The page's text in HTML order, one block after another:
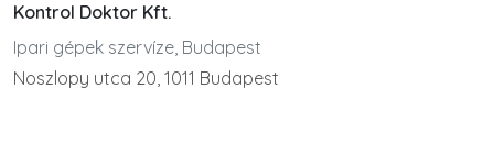
Kontrol Doktor Kft.
Ipari gépek szervíze, Budapest
Noszlopy utca 20, 1011 Budapest